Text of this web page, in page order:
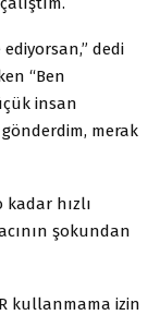
dedi
“Ben
insan
merak
kadar hızlı
şokundan
kullanmama izin